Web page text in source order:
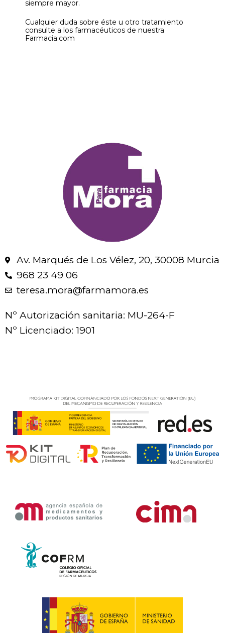
siempre mayor.
Cualquier duda sobre éste u otro tratamiento
consulte a los farmacéuticos de nuestra
Farmacia.com
Av. Marqués de Los Vélez, 20, 30008 Murcia
968 23 49 06
teresa.mora@farmamora.es
Nº Autorización sanitaria: MU-264-F
Nº Licenciado: 1901